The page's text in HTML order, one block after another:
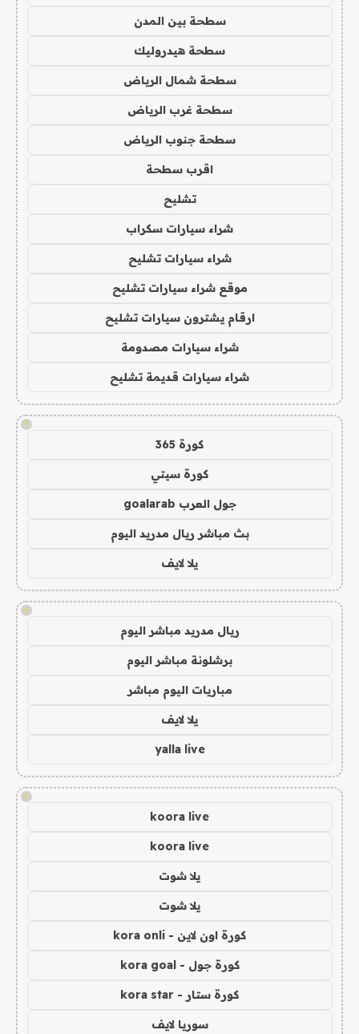
سطحة بين المدن
سطحة هيدروليك
سطحة شمال الرياض
سطحة غرب الرياض
سطحة جنوب الرياض
اقرب سطحة
تشليح
شراء سيارات سكراب
شراء سيارات تشليح
موقع شراء سيارات تشليح
ارقام يشترون سيارات تشليح
شراء سيارات مصدومة
شراء سيارات قديمة تشليح
!
كورة 365
كورة سيتي
جول العرب goalarab
بث مباشر ريال مدريد اليوم
يلا لايف
!
ريال مدريد مباشر اليوم
برشلونة مباشر اليوم
مباريات اليوم مباشر
يلا لايف
yalla live
!
koora live
koora live
يلا شوت
يلا شوت
كورة اون لاين - kora onli
كورة جول - kora goal
كورة ستار - kora star
سوريا لايف